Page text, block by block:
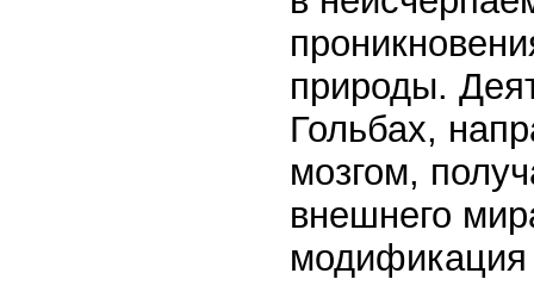
природы.
Гольбах,
мозгом,
внешнего
модификация